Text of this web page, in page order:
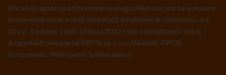
Wyrażam zgodę na otrzymywanie drogą elektroniczną na wskazany
przeze mnie adres e-mail informacji handlowej w rozumieniu art.
10 ust. 1 ustawy z dnia 18 lipca 2002 roku o świadczeniu usług
drogą elektroniczną od DIPOL sp. z o.o. (dawniej: DIPOL
Gołaszewski, Waśniowski Spółka Jawna)